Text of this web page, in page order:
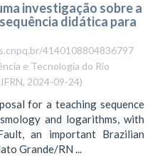
investigação sobre a
didática para
4140108804836797
e Tecnologia do Rio
, 2024-09-24)
for a teaching sequence
and logarithms, with
an important Brazilian
Grande/RN ...